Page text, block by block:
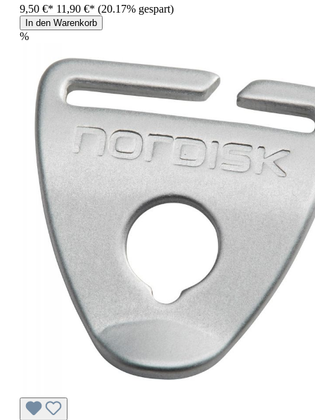
9,50 €* 11,90 €* (20.17% gespart)
In den Warenkorb
%